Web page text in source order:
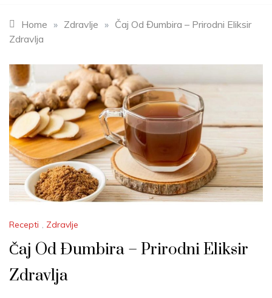
Home » Zdravlje » Čaj Od Đumbira – Prirodni Eliksir
Zdravlja
Recepti , Zdravlje
Čaj Od Đumbira – Prirodni Eliksir
Zdravlja